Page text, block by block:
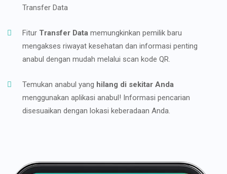
Transfer Data
Fitur Transfer Data memungkinkan pemilik baru
mengakses riwayat kesehatan dan informasi penting
anabul dengan mudah melalui scan kode QR.
Temukan anabul yang hilang di sekitar Anda
menggunakan aplikasi anabul! Informasi pencarian
disesuaikan dengan lokasi keberadaan Anda.